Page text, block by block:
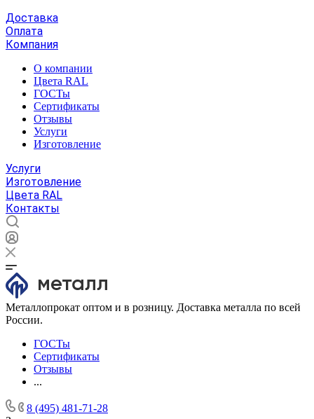
Доставка
Оплата
Компания
О компании
Цвета RAL
ГОСТы
Сертификаты
Отзывы
Услуги
Изготовление
Услуги
Изготовление
Цвета RAL
Контакты
Металлопрокат оптом и в розницу. Доставка металла по всей
России.
ГОСТы
Сертификаты
Отзывы
...
8 (495) 481-71-28